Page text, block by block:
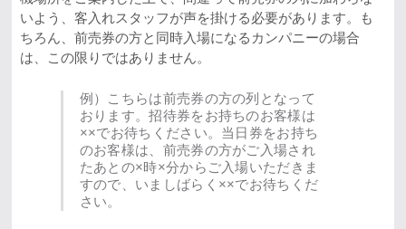
いよう、客入れスタッフが声を掛ける必要があります。も
ちろん、前売券の方と同時入場になるカンパニーの場合
は、この限りではありません。
例）こちらは前売券の方の列となって
おります。招待券をお持ちのお客様は
××でお待ちください。当日券をお持ち
のお客様は、前売券の方がご入場され
たあとの×時×分からご入場いただきま
すので、いましばらく××でお待ちくだ
さい。